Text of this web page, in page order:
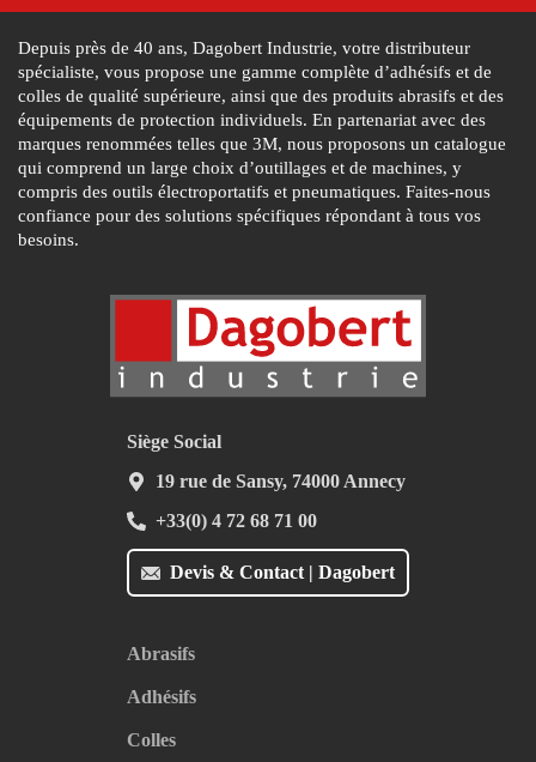
Depuis près de 40 ans, Dagobert Industrie, votre distributeur
spécialiste, vous propose une gamme complète d’adhésifs et de
colles de qualité supérieure, ainsi que des produits abrasifs et des
équipements de protection individuels. En partenariat avec des
marques renommées telles que 3M, nous proposons un catalogue
qui comprend un large choix d’outillages et de machines, y
compris des outils électroportatifs et pneumatiques. Faites-nous
confiance pour des solutions spécifiques répondant à tous vos
besoins.
Devis & Contact | Dagobert
Siège Social
19 rue de Sansy, 74000 Annecy
+33(0) 4 72 68 71 00
Abrasifs
Adhésifs
Colles